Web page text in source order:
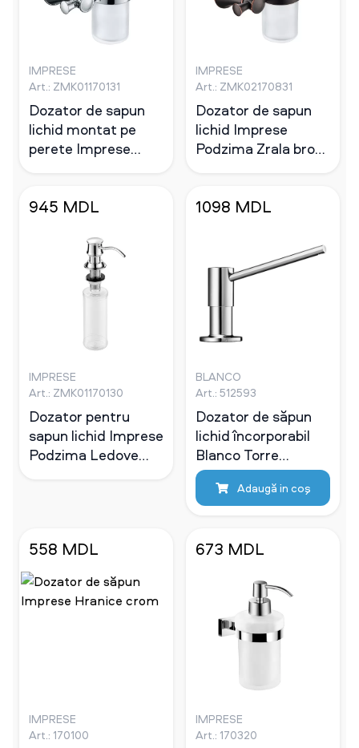
IMPRESE
Art.: ZMK01170131
Dozator de sapun
lichid montat pe
perete Imprese
IMPRESE
Art.: ZMK02170831
Dozator de sapun
lichid Imprese
Podzima Zrala bronz
945 MDL
IMPRESE
Art.: ZMK01170130
Dozator pentru
sapun lichid Imprese
Podzima Ledove
1098 MDL
BLANCO
Art.: 512593
Dozator de săpun
lichid încorporabil
Blanco Torre
(Cromat), umplere
pe sus Adaugă in coş
558 MDL
IMPRESE
Art.: 170100
673 MDL
IMPRESE
Art.: 170320